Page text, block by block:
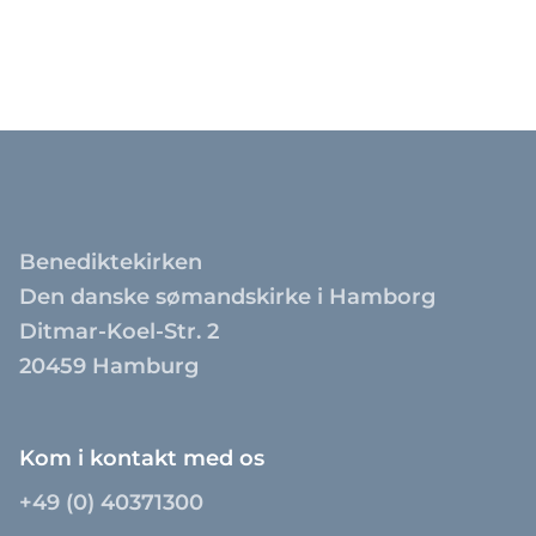
Benediktekirken
Den danske sømandskirke i Hamborg
Ditmar-Koel-Str. 2
20459 Hamburg
Kom i kontakt med os
+49 (0) 40371300